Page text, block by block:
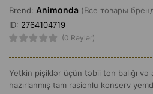
Brend: Animonda (Все товары
ID: 2764104719
(0 Rəylər)
Yetkin pişiklər üçün təbii ton balığı və
hazırlanmış tam rasionlu konserv